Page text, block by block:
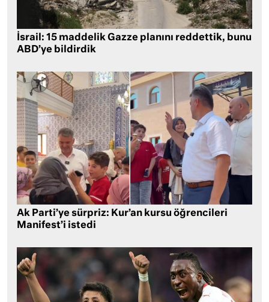
İsrail: 15 maddelik Gazze planını reddettik, bunu
ABD’ye bildirdik
Ak Parti’ye sürpriz: Kur’an kursu öğrencileri
Manifest’i istedi